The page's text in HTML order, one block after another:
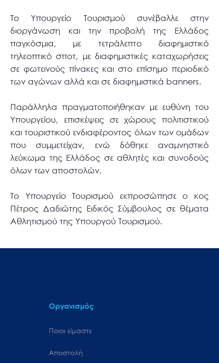
Το Υπουργείο Τουρισμού συνέβαλλε στην
διοργάνωση και την προβολή της Ελλάδος
παγκόσμια, με τετράλεπτο διαφημιστικό
τηλεοπτικό σποτ, με διαφημιστικές καταχωρήσεις
σε φωτεινούς πίνακες και στο επίσημο περιοδικό
των αγώνων αλλά και σε διαφημιστικά banners.
Παράλληλα πραγματοποιήθηκαν με ευθύνη του
Υπουργείου, επισκέψεις σε χώρους πολιτιστικού
και τουριστικού ενδιαφέροντος όλων των ομάδων
που συμμετείχαν, ενώ δόθηκε αναμνηστικό
λεύκωμα της Ελλάδος σε αθλητές και συνοδούς
όλων των αποστολών.
Το Υπουργείο Τουρισμού εκπροσώπησε ο κος
Πέτρος Δαδιώτης Ειδικός Σύμβουλος σε θέματα
Αθλητισμού της Υπουργού Τουρισμού.
Οργανισμός
Ποιοι είμαστε
Αποστολή